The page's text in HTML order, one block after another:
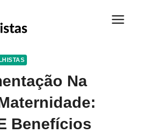
Na
Benefícios